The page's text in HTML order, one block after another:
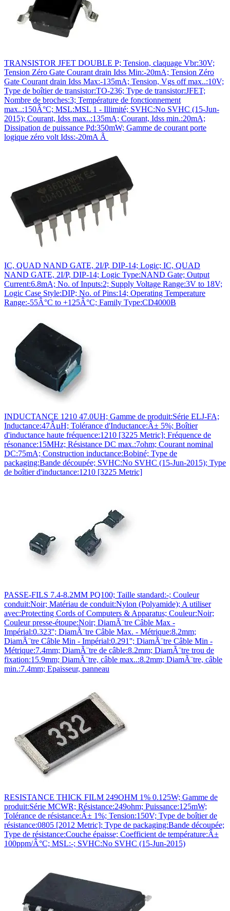
TRANSISTOR JFET DOUBLE P; Tension, claquage Vbr:30V;
Tension Zéro Gate Courant drain Idss Min:-20mA; Tension Zéro
Gate Courant drain Idss Max:-135mA; Tension, Vgs off max..:10V;
Type de boîtier de transistor:TO-236; Type de transistor:JFET;
Nombre de broches:3; Température de fonctionnement
max..:150Â°C; MSL:MSL 1 - Illimité; SVHC:No SVHC (15-Jun-
2015); Courant, Idss max..:135mA; Courant, Idss min.:20mA;
Dissipation de puissance Pd:350mW; Gamme de courant porte
logique zéro volt Idss:-20mA Ã
IC, QUAD NAND GATE, 2I/P, DIP-14; Logic; IC, QUAD
NAND GATE, 2I/P, DIP-14; Logic Type:NAND Gate; Output
Current:6.8mA; No. of Inputs:2; Supply Voltage Range:3V to 18V;
Logic Case Style:DIP; No. of Pins:14; Operating Temperature
Range:-55Â°C to +125Â°C; Family Type:CD4000B
INDUCTANCE 1210 47.0UH; Gamme de produit:Série ELJ-FA;
Inductance:47ÂµH; Tolérance d'Inductance:Â± 5%; Boîtier
d'inductance haute fréquence:1210 [3225 Metric]; Fréquence de
résonance:15MHz; Résistance DC max.:7ohm; Courant nominal
DC:75mA; Construction inductance:Bobiné; Type de
packaging:Bande découpée; SVHC:No SVHC (15-Jun-2015); Type
de boîtier d'inductance:1210 [3225 Metric]
PASSE-FILS 7.4-8.2MM PQ100; Taille standard:-; Couleur
conduit:Noir; Matériau de conduit:Nylon (Polyamide); A utiliser
avec:Protecting Cords of Computers & Apparatus; Couleur:Noir;
Couleur presse-étoupe:Noir; DiamÃ¨tre Câble Max -
Impérial:0.323''; DiamÃ¨tre Câble Max. - Métrique:8.2mm;
DiamÃ¨tre Câble Min - Impérial:0.291''; DiamÃ¨tre Câble Min -
Métrique:7.4mm; DiamÃ¨tre de câble:8.2mm; DiamÃ¨tre trou de
fixation:15.9mm; DiamÃ¨tre, câble max..:8.2mm; DiamÃ¨tre, câble
min.:7.4mm; Epaisseur, panneau
RESISTANCE THICK FILM 249OHM 1% 0.125W; Gamme de
produit:Série MCWR; Résistance:249ohm; Puissance:125mW;
Tolérance de résistance:Â± 1%; Tension:150V; Type de boîtier de
résistance:0805 [2012 Metric]; Type de packaging:Bande découpée;
Type de résistance:Couche épaisse; Coefficient de température:Â±
100ppm/Â°C; MSL:-; SVHC:No SVHC (15-Jun-2015)